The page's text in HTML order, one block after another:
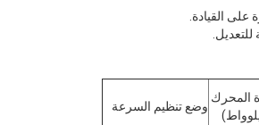
المحرك
وضع تنظيم السرعة